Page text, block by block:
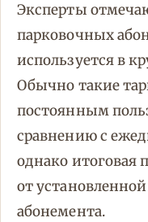
Эксперты
парковочных
используется в
Обычно такие
постоянным
сравнению с
однако итоговая
от
абонемента.